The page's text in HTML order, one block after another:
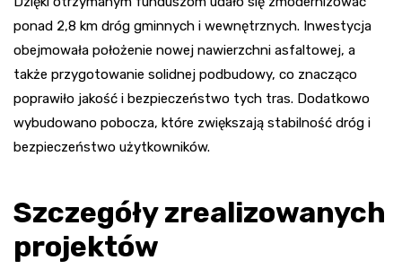
ponad 2,8 km dróg gminnych i wewnętrznych. Inwestycja
obejmowała położenie nowej nawierzchni asfaltowej, a
także przygotowanie solidnej podbudowy, co znacząco
poprawiło jakość i bezpieczeństwo tych tras. Dodatkowo
wybudowano pobocza, które zwiększają stabilność dróg i
bezpieczeństwo użytkowników.
Szczegóły zrealizowanych
projektów